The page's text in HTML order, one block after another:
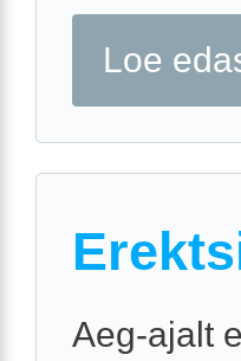
Loe
Aeg-ajalt